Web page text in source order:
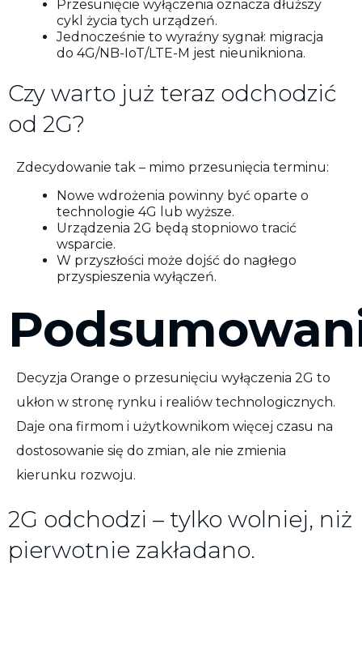
Przesunięcie wyłączenia oznacza dłuższy
cykl życia tych urządzeń.
Jednocześnie to wyraźny sygnał: migracja
do 4G/NB-IoT/LTE-M jest nieunikniona.
Czy warto już teraz odchodzić
od 2G?
Zdecydowanie tak – mimo przesunięcia terminu:
Nowe wdrożenia powinny być oparte o
technologie 4G lub wyższe.
Urządzenia 2G będą stopniowo tracić
wsparcie.
W przyszłości może dojść do nagłego
przyspieszenia wyłączeń.
Decyzja Orange o przesunięciu wyłączenia 2G to
ukłon w stronę rynku i realiów technologicznych.
Daje ona firmom i użytkownikom więcej czasu na
dostosowanie się do zmian, ale nie zmienia
kierunku rozwoju.
2G odchodzi – tylko wolniej, niż
pierwotnie zakładano.